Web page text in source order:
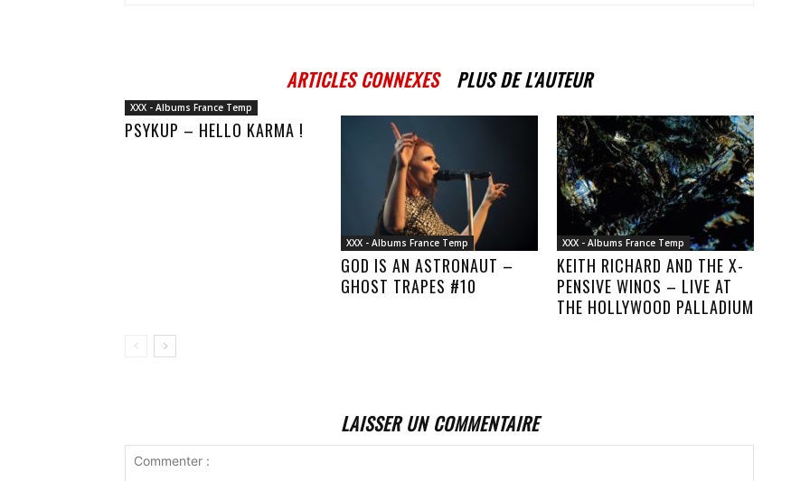
ARTICLES CONNEXES PLUS DE L'AUTEUR
XXX - Albums France Temp
PSYKUP – HELLO KARMA !
XXX - Albums France Temp
GOD IS AN ASTRONAUT –
GHOST TRAPES #10
XXX - Albums France Temp
KEITH RICHARD AND THE X-
PENSIVE WINOS – LIVE AT
THE HOLLYWOOD PALLADIUM
LAISSER UN COMMENTAIRE